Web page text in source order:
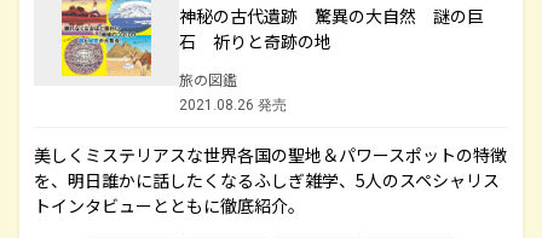
神秘の古代遺跡 驚異の大自然 謎の巨
石 祈りと奇跡の地
旅の図鑑
2021.08.26 発売
美しくミステリアスな世界各国の聖地＆パワースポットの特徴
を、明日誰かに話したくなるふしぎ雑学、5人のスペシャリス
トインタビューとともに徹底紹介。